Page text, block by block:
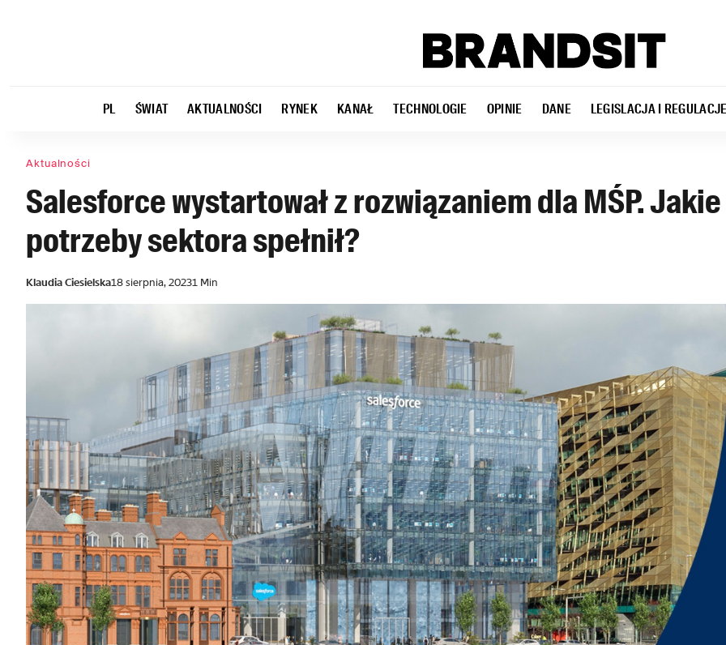
PL ŚWIAT AKTUALNOŚCI RYNEK KANAŁ TECHNOLOGIE OPINIE DANE LEGISLACJA I
Aktualności
Salesforce wystartował z rozwiązaniem dla MŚP. Jakie
potrzeby sektora spełnił?
Klaudia Ciesielska18 sierpnia, 20231 Min